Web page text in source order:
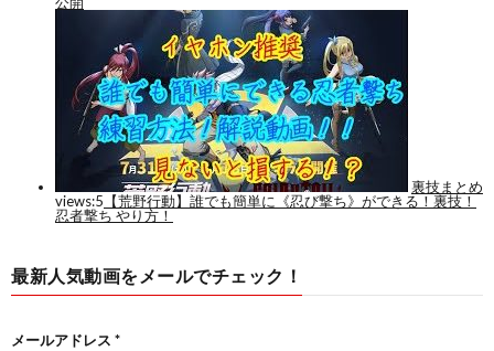
最新人気動画をメールでチェック！
メールアドレス *